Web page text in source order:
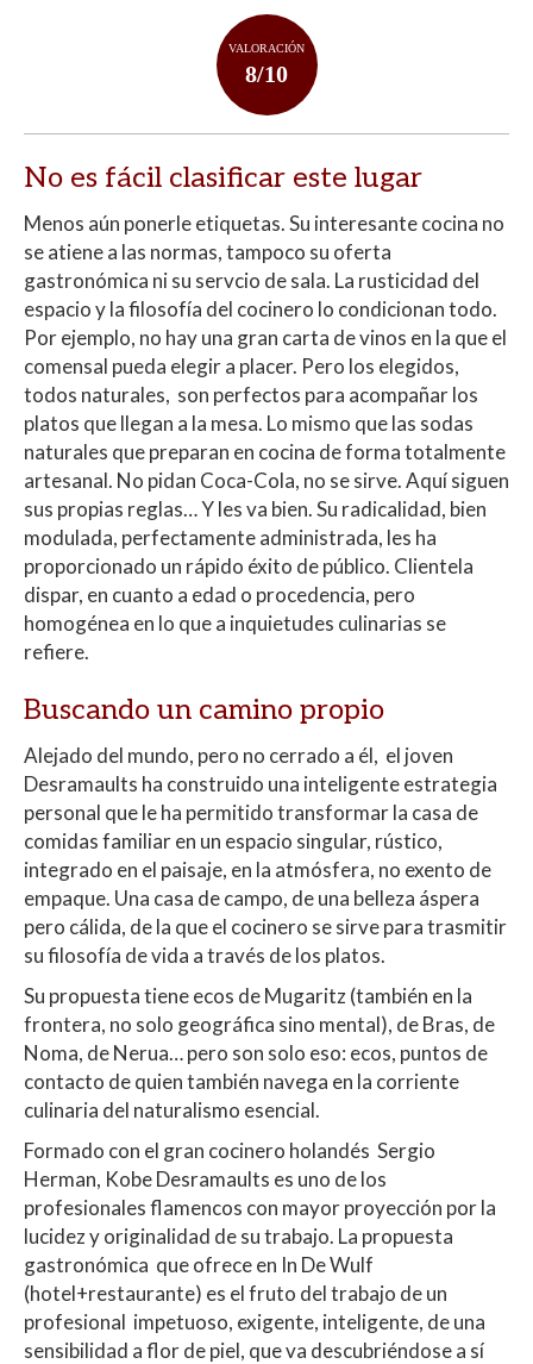
VALORACIÓN
8/10
No es fácil clasificar este lugar
Menos aún ponerle etiquetas. Su interesante cocina no
se atiene a las normas, tampoco su oferta
gastronómica ni su servcio de sala. La rusticidad del
espacio y la filosofía del cocinero lo condicionan todo.
Por ejemplo, no hay una gran carta de vinos en la que el
comensal pueda elegir a placer. Pero los elegidos,
todos naturales, son perfectos para acompañar los
platos que llegan a la mesa. Lo mismo que las sodas
naturales que preparan en cocina de forma totalmente
artesanal. No pidan Coca-Cola, no se sirve. Aquí siguen
sus propias reglas… Y les va bien. Su radicalidad, bien
modulada, perfectamente administrada, les ha
proporcionado un rápido éxito de público. Clientela
dispar, en cuanto a edad o procedencia, pero
homogénea en lo que a inquietudes culinarias se
refiere.
Buscando un camino propio
Alejado del mundo, pero no cerrado a él, el joven
Desramaults ha construido una inteligente estrategia
personal que le ha permitido transformar la casa de
comidas familiar en un espacio singular, rústico,
integrado en el paisaje, en la atmósfera, no exento de
empaque. Una casa de campo, de una belleza áspera
pero cálida, de la que el cocinero se sirve para trasmitir
su filosofía de vida a través de los platos.
Su propuesta tiene ecos de Mugaritz (también en la
frontera, no solo geográfica sino mental), de Bras, de
Noma, de Nerua… pero son solo eso: ecos, puntos de
contacto de quien también navega en la corriente
culinaria del naturalismo esencial.
Formado con el gran cocinero holandés Sergio
Herman, Kobe Desramaults es uno de los
profesionales flamencos con mayor proyección por la
lucidez y originalidad de su trabajo. La propuesta
gastronómica que ofrece en In De Wulf
(hotel+restaurante) es el fruto del trabajo de un
profesional impetuoso, exigente, inteligente, de una
sensibilidad a flor de piel, que va descubriéndose a sí